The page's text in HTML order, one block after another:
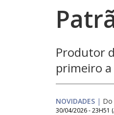
Produtor
primeiro
NOVIDADES | Do
30/04/2026 - 23H51